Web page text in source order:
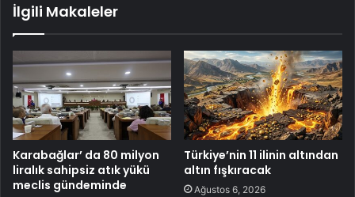
İlgili Makaleler
Karabağlar’ da 80 milyon
liralık sahipsiz atık yükü
meclis gündeminde
Türkiye’nin 11 ilinin altından
altın fışkıracak
Ağustos 6, 2026